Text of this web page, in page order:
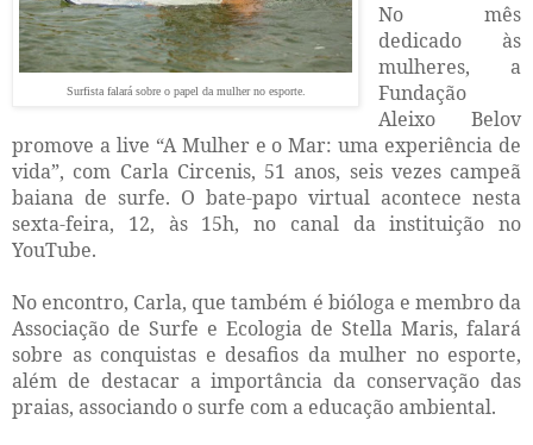
Surfista falará sobre o papel da mulher no esporte.
No mês
dedicado às
mulheres, a
Fundação
Aleixo Belov
promove a live “A Mulher e o Mar: uma experiência de
vida”, com Carla Circenis, 51 anos, seis vezes campeã
baiana de surfe. O bate-papo virtual acontece nesta
sexta-feira, 12, às 15h, no canal da instituição no
YouTube.
No encontro, Carla, que também é bióloga e membro da
Associação de Surfe e Ecologia de Stella Maris, falará
sobre as conquistas e desafios da mulher no esporte,
além de destacar a importância da conservação das
praias, associando o surfe com a educação ambiental.